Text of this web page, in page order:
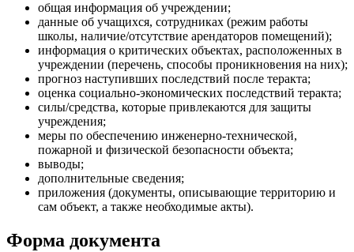
общая информация об учреждении;
данные об учащихся, сотрудниках (режим работы
школы, наличие/отсутствие арендаторов помещений);
информация о критических объектах, расположенных в
учреждении (перечень, способы проникновения на них);
прогноз наступивших последствий после теракта;
оценка социально-экономических последствий теракта;
силы/средства, которые привлекаются для защиты
учреждения;
меры по обеспечению инженерно-технической,
пожарной и физической безопасности объекта;
выводы;
дополнительные сведения;
приложения (документы, описывающие территорию и
сам объект, а также необходимые акты).
Форма документа